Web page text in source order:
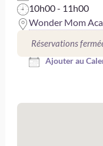
10h00 - 11h00
Wonder Mom
Réservations
Ajouter au